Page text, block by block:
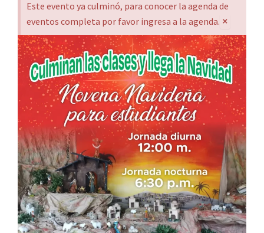
Este evento ya culminó, para conocer la agenda de
eventos completa por favor ingresa a la agenda. ×